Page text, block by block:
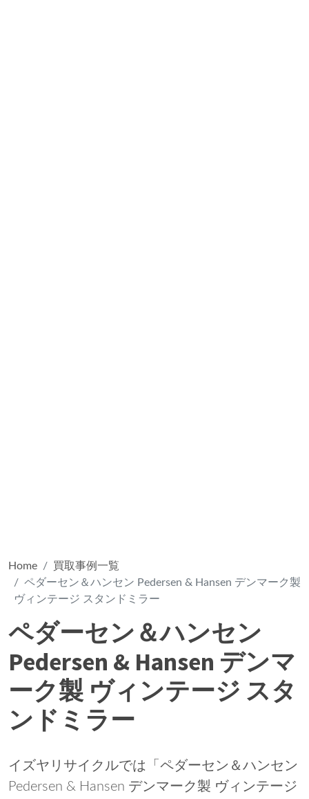
Home
買取事例一覧
ペダーセン＆ハンセン Pedersen & Hansen デンマーク製
ヴィンテージ スタンドミラー
ペダーセン＆ハンセン
Pedersen & Hansen デンマ
ーク製 ヴィンテージ スタ
ンドミラー
イズヤリサイクルでは「ペダーセン＆ハンセン
Pedersen & Hansen デンマーク製 ヴィンテージ